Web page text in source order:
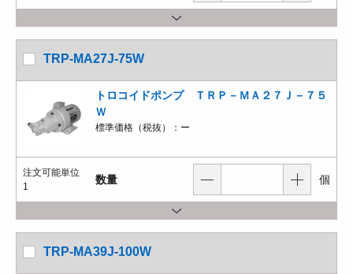
TRP-MA27J-75W
トロコイドポンプ ＴＲＰ－ＭＡ２７Ｊ－７５
Ｗ
標準価格（税抜）： ー
注文可能単位
1
数量 個
TRP-MA39J-100W